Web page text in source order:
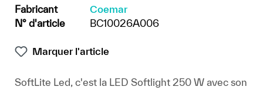
Fabricant
Coemar
N° d'article
BC10026A006
Marquer l'article
SoftLite Led, c'est la LED Softlight 250 W avec son